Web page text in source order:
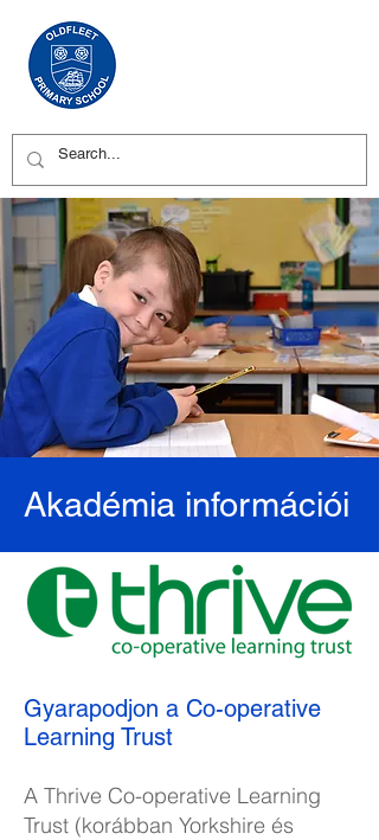
Akadémia információi
Gyarapodjon a Co-operative
Learning Trust
A Thrive Co-operative Learning
Trust (korábban Yorkshire és